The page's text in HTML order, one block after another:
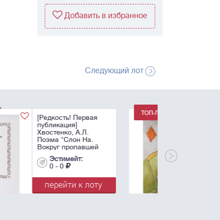
Добавить в избранное
Следующий лот
Немухин, В.Н.
Бубновый валет. -
1986. Бумага, масло,
белила. - 83х56 см.
перейти к лоту